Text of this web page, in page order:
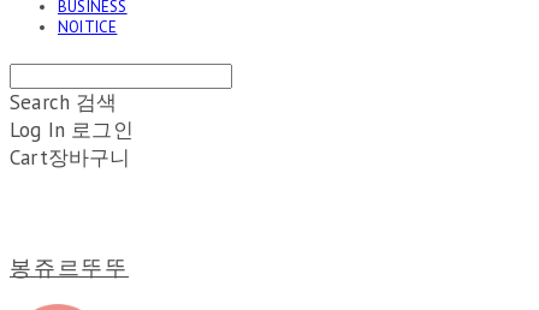
BUSINESS
NOITICE
Search 검색
Log In 로그인
Cart장바구니
봉쥬르뚜뚜